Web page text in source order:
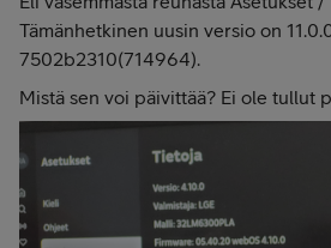
Tämänhetkinen uusin versio on
7502b2310(714964).
Mistä sen voi päivittää? Ei ole tullut